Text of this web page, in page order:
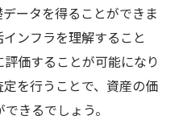
業者のポイント
上げるためのステップ
的な調査
ータを得ることができま
ンフラを理解すること
価することが可能になり
を行うことで、資産の価
きるでしょう。